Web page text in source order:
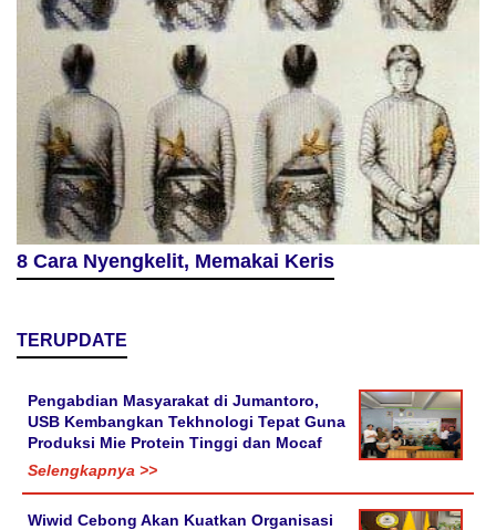
8 Cara Nyengkelit, Memakai Keris
TERUPDATE
Pengabdian Masyarakat di Jumantoro,
USB Kembangkan Tekhnologi Tepat Guna
Produksi Mie Protein Tinggi dan Mocaf
Selengkapnya >>
Wiwid Cebong Akan Kuatkan Organisasi